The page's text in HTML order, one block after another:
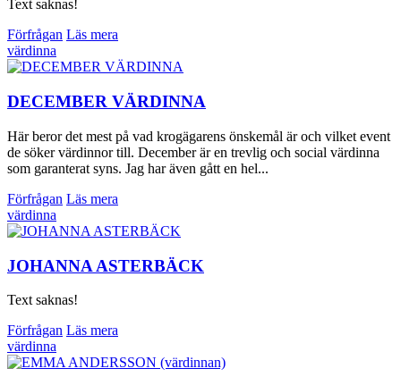
Text saknas!
Förfrågan Läs mera
värdinna
DECEMBER VÄRDINNA
Här beror det mest på vad krogägarens önskemål är och vilket event
de söker värdinnor till. December är en trevlig och social värdinna
som garanterat syns. Jag har även gått en hel...
Förfrågan Läs mera
värdinna
JOHANNA ASTERBÄCK
Text saknas!
Förfrågan Läs mera
värdinna